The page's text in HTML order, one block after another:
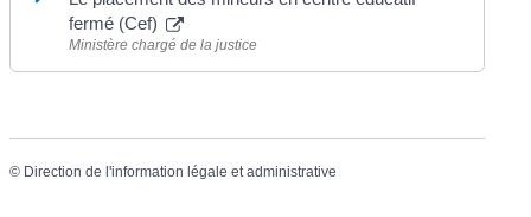
fermé (Cef)
Ministère chargé de la justice
© Direction de l'information légale et administrative